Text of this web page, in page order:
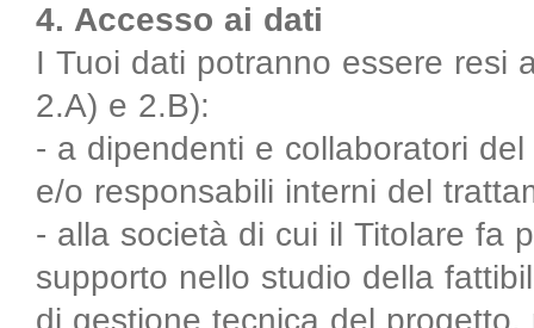
4. Accesso ai dati
I Tuoi dati potranno essere resi
2.A) e 2.B):
- a dipendenti e collaboratori
e/o responsabili interni del
- alla società di cui il Titolare fa
supporto nello studio della
di gestione tecnica del